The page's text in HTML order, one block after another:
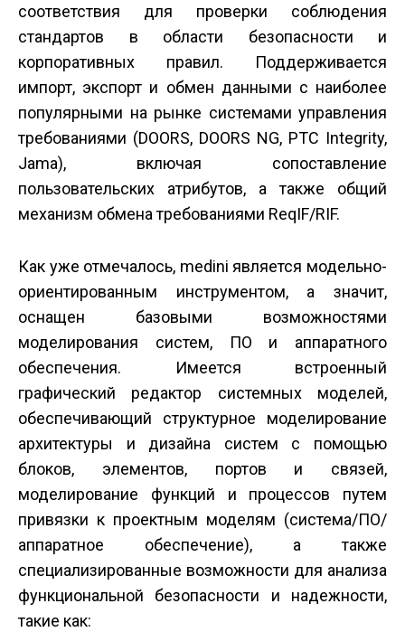
соответствия для проверки соблюдения
стандартов в области безопасности и
корпоративных правил. Поддерживается
импорт, экспорт и обмен данными с наиболее
популярными на рынке системами управления
требованиями (DOORS, DOORS NG, PTC Integrity,
Jama), включая сопоставление
пользовательских атрибутов, а также общий
механизм обмена требованиями ReqIF/RIF.
Как уже отмечалось, medini является модельно­
ориентированным инструментом, а значит,
оснащен базовыми возможностями
моделирования систем, ПО и аппаратного
обеспечения. Имеется встроенный
графический редактор системных моделей,
обеспечивающий структурное моделирование
архитектуры и дизайна систем с помощью
блоков, элементов, портов и связей,
моделирование функций и процессов путем
привязки к проектным моделям (система/ПО/
аппаратное обеспечение), а также
специализированные возможности для анализа
функциональной безопасности и надежности,
такие как: